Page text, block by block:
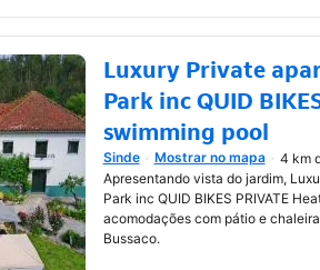
Luxury Private
Park inc QUID
swimming pool
Abre numa nova janela
Sinde Mostrar no mapa
4 km
Apresentando vista do jardim,
Park inc QUID BIKES PRIVATE
acomodações com pátio e
Bussaco.